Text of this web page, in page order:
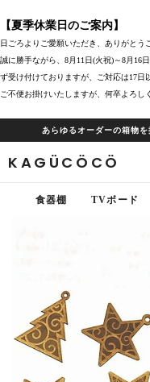
【夏季休業日のご案内】
日ごろよりご愛願いただき、ありがとう
誠に勝手ながら、8月11日(火祝)～8月16
ず受け付けておりますが、ご対応は17日
ご不便お掛けいたしますが、何卒よろし
あらゆるオーダーの箱物
KAGÜCÖCÖ
食器棚 TVボード